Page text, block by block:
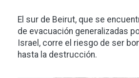
El sur de Beirut, que se
de evacuación generalizadas
Israel, corre el riesgo de ser
hasta la destrucción.